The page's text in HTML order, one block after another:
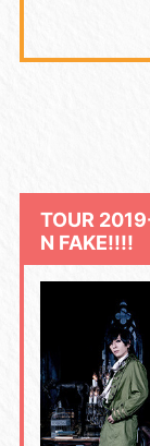
TOUR
N FAKE!!!!